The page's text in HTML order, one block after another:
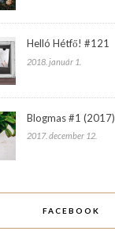
Helló Hétfő! #121
2018. január 1.
Blogmas #1 (2017)
2017. december 12.
FACEBOOK